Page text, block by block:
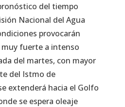
del tiempo
Nacional del Agua
provocarán
fuerte a intenso
del martes, con mayor
del Istmo de
extenderá hacia el Golfo
se espera oleaje